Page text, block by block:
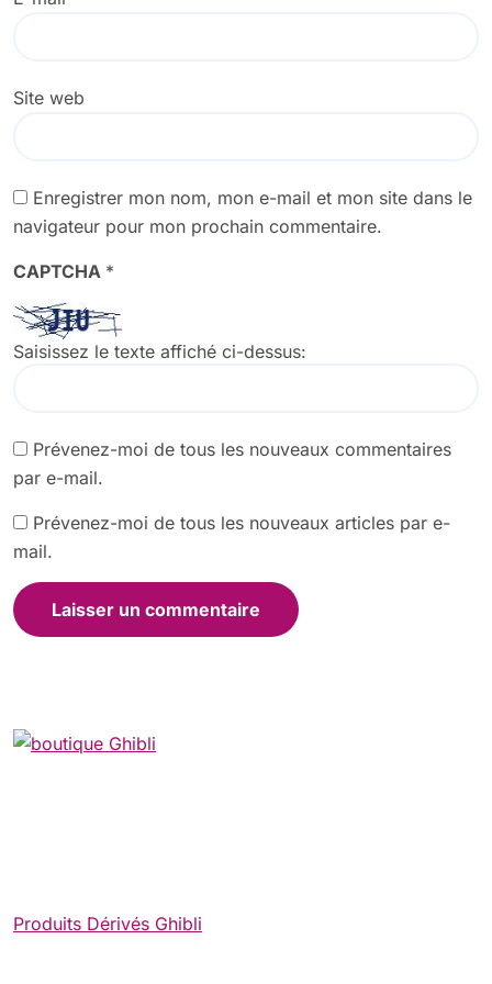
Site web
Enregistrer mon nom, mon e-mail et mon site dans le
navigateur pour mon prochain commentaire.
CAPTCHA *
Saisissez le texte affiché ci-dessus:
Prévenez-moi de tous les nouveaux commentaires
par e-mail.
Prévenez-moi de tous les nouveaux articles par e-
mail.
Produits Dérivés Ghibli